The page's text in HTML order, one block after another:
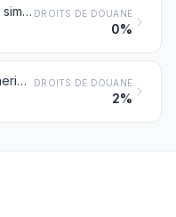
Tresses et articles similaires en matières à tresser, même assemblés en bandes; matières à tresser, tresses et articles similaires en matières à tresser, tissés ou parallélisés, à plat, même finis (nattes, paillassons et claies, par exemple) DROITS DE DOUANE
0%
Ouvrages de vannerie obtenus directement en forme à partir de matières à tresser ou confectionnés à l'aide des articles du no 4601; ouvrages en luffa DROITS DE DOUANE
2%